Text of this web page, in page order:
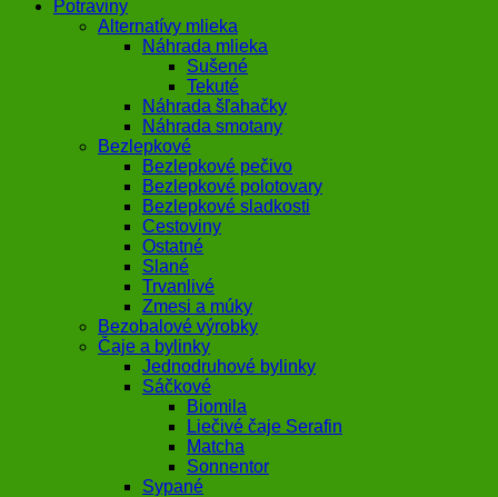
Potraviny
Alternatívy mlieka
Náhrada mlieka
Sušené
Tekuté
Náhrada šľahačky
Náhrada smotany
Bezlepkové
Bezlepkové pečivo
Bezlepkové polotovary
Bezlepkové sladkosti
Cestoviny
Ostatné
Slané
Trvanlivé
Zmesi a múky
Bezobalové výrobky
Čaje a bylinky
Jednodruhové bylinky
Sáčkové
Biomila
Liečivé čaje Serafin
Matcha
Sonnentor
Sypané